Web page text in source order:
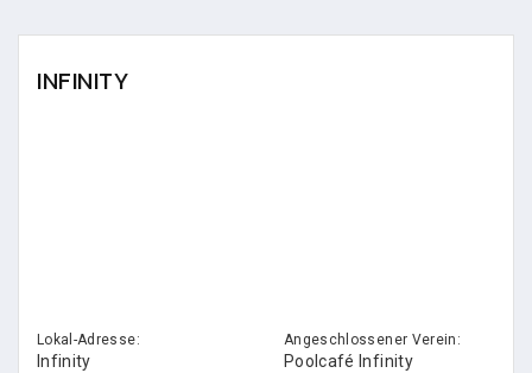
INFINITY
Lokal-Adresse:
Infinity
Angeschlossener Verein:
Poolcafé Infinity